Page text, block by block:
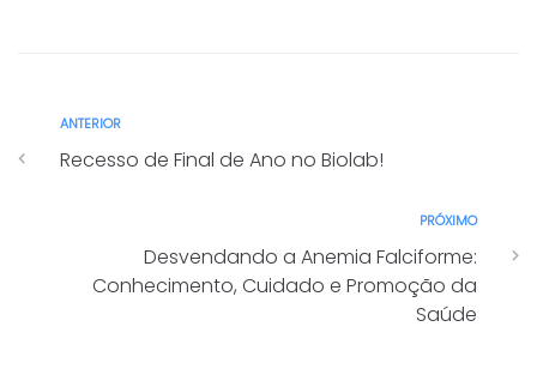
ANTERIOR
Recesso de Final de Ano no Biolab!
PRÓXIMO
Desvendando a Anemia Falciforme:
Conhecimento, Cuidado e Promoção da
Saúde